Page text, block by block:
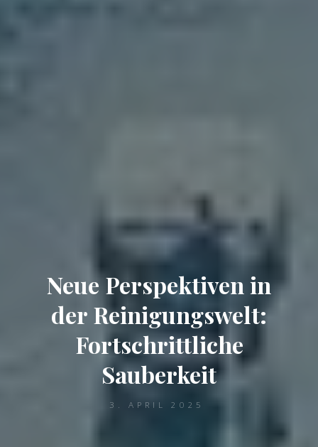
Neue Perspektiven in
der Reinigungswelt:
Fortschrittliche
Sauberkeit
3. APRIL 2025